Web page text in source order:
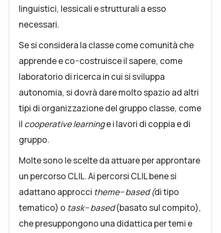
linguistici, lessicali e strutturali a esso
necessari.
Se si considera la classe come comunità che
apprende e co−costruisce il sapere, come
laboratorio di ricerca in cui si sviluppa
autonomia, si dovrà dare molto spazio ad altri
tipi di organizzazione del gruppo classe, come
il cooperativelearninge i lavori di coppia e di
gruppo.
Molte sono le scelte da attuare per approntare
un percorso CLIL. Ai percorsi CLIL bene si
adattano approcci theme− based (di tipo
tematico) o task− based(basato sul compito),
che presuppongono una didattica per temi e